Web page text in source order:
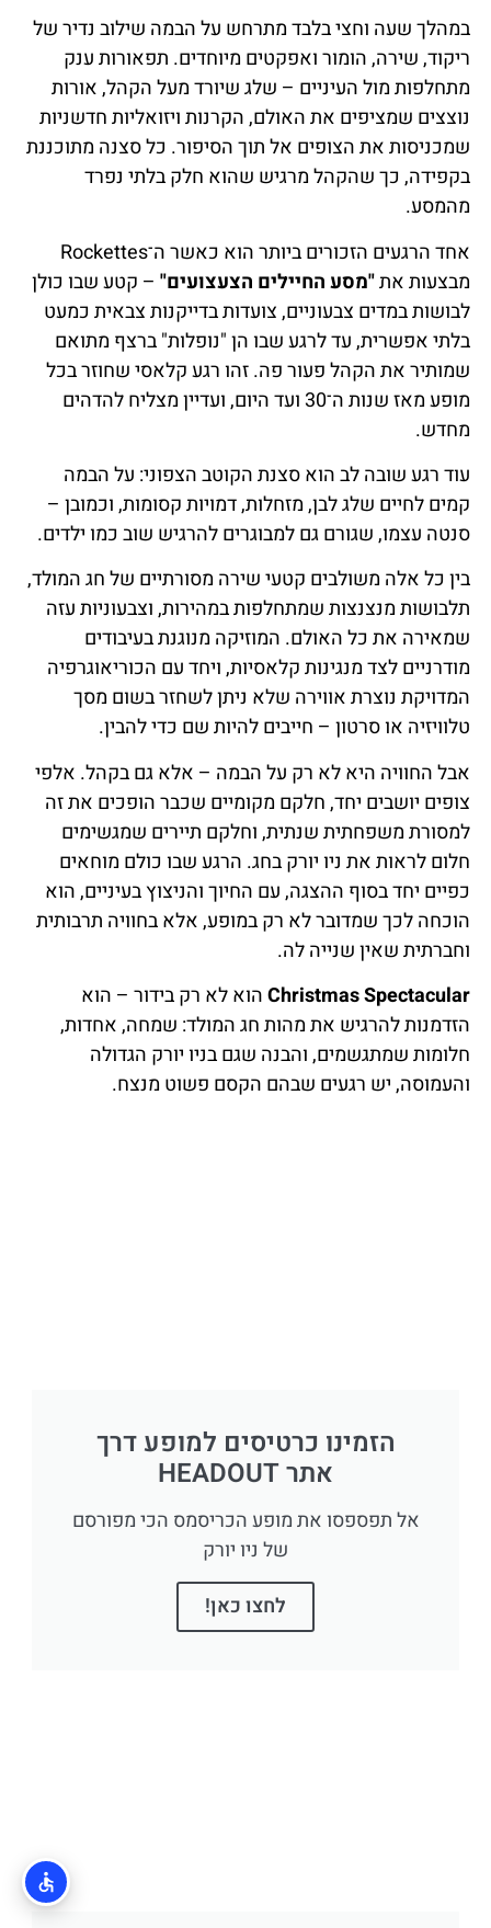
במהלך שעה וחצי בלבד מתרחש על הבמה שילוב נדיר של
ריקוד, שירה, הומור ואפקטים מיוחדים. תפאורות ענק
מתחלפות מול העיניים – שלג שיורד מעל הקהל, אורות
נוצצים שמציפים את האולם, הקרנות ויזואליות חדשניות
שמכניסות את הצופים אל תוך הסיפור. כל סצנה מתוכננת
בקפידה, כך שהקהל מרגיש שהוא חלק בלתי נפרד
מהמסע.
אחד הרגעים הזכורים ביותר הוא כאשר ה־Rockettes
מבצעות את"מסע החיילים הצעצועים"– קטע שבו כולן
לבושות במדים צבעוניים, צועדות בדייקנות צבאית כמעט
בלתי אפשרית, עד לרגע שבו הן "נופלות" ברצף מתואם
שמותיר את הקהל פעור פה. זהו רגע קלאסי שחוזר בכל
מופע מאז שנות ה־30 ועד היום, ועדיין מצליח להדהים
מחדש.
עוד רגע שובה לב הוא סצנת הקוטב הצפוני: על הבמה
קמים לחיים שלג לבן, מזחלות, דמויות קסומות, וכמובן –
סנטה עצמו, שגורם גם למבוגרים להרגיש שוב כמו ילדים.
בין כל אלה משולבים קטעי שירה מסורתיים של חג המולד,
תלבושות מנצנצות שמתחלפות במהירות, וצבעוניות עזה
שמאירה את כל האולם. המוזיקה מנוגנת בעיבודים
מודרניים לצד מנגינות קלאסיות, ויחד עם הכוריאוגרפיה
המדויקת נוצרת אווירה שלא ניתן לשחזר בשום מסך
טלוויזיה או סרטון – חייבים להיות שם כדי להבין.
אבל החוויה היא לא רק על הבמה – אלא גם בקהל. אלפי
צופים יושבים יחד, חלקם מקומיים שכבר הופכים את זה
למסורת משפחתית שנתית, וחלקם תיירים שמגשימים
חלום לראות את ניו יורק בחג. הרגע שבו כולם מוחאים
כפיים יחד בסוף ההצגה, עם החיוך והניצוץ בעיניים, הוא
הוכחה לכך שמדובר לא רק במופע, אלא בחוויה תרבותית
וחברתית שאין שנייה לה.
Christmas Spectacularהוא לא רק בידור – הוא
הזדמנות להרגיש את מהות חג המולד: שמחה, אחדות,
חלומות שמתגשמים, והבנה שגם בניו יורק הגדולה
והעמוסה, יש רגעים שבהם הקסם פשוט מנצח.
הזמינו כרטיסים למופע דרך
אתר HEADOUT
אל תפספסו את מופע הכריסמס הכי מפורסם
של ניו יורק
לחצו כאן!